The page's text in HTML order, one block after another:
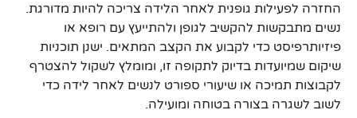
החזרה לפעילות גופנית לאחר הלידה צריכה להיות מדורגת.
נשים מתבקשות להקשיב לגופן ולהתייעץ עם רופא או
פיזיותרפיסט כדי לקבוע את הקצב המתאים. ישנן תוכניות
שיקום שמיועדות בדיוק לתקופה זו, ומומלץ לשקול להצטרף
לקבוצות תמיכה או שיעורי ספורט לנשים לאחר לידה כדי
לשוב לשגרה בצורה בטוחה ומועילה.